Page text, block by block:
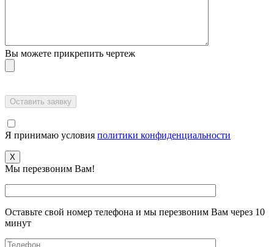
Вы можете прикрепить чертеж
Я принимаю условия политики конфиденциальности
X
Мы перезвоним Вам!
Оставьте свой номер телефона и мы перезвоним Вам через 10
минут